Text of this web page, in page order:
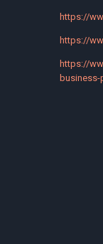
https://
https://
https://
business-